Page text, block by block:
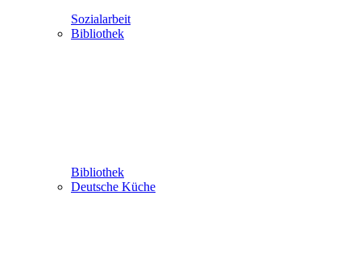
Sozialarbeit
Bibliothek
Bibliothek
Deutsche Küche